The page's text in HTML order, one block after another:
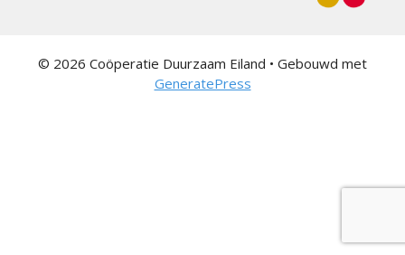
© 2026 Coöperatie Duurzaam Eiland • Gebouwd met
GeneratePress